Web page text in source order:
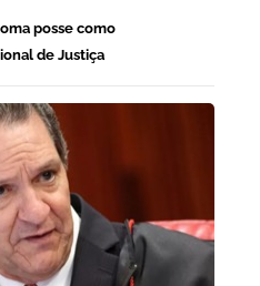
posse como
de Justiça